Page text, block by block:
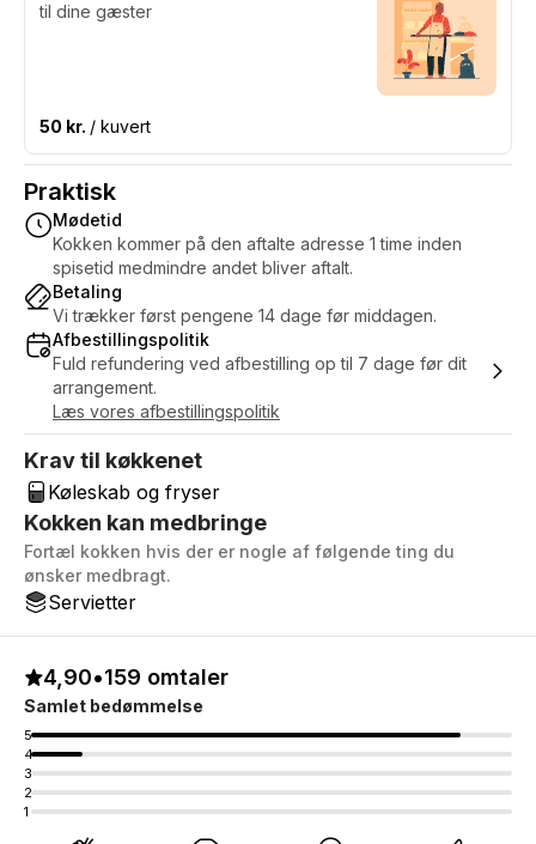
til dine gæster
50 kr. / kuvert
Praktisk
Mødetid
Kokken kommer på den aftalte adresse 1 time inden
spisetid medmindre andet bliver aftalt.
Betaling
Vi trækker først pengene 14 dage før middagen.
Afbestillingspolitik
Fuld refundering ved afbestilling op til 7 dage før dit
arrangement.
Læs vores afbestillingspolitik
Krav til køkkenet
Køleskab og fryser
Kokken kan medbringe
Fortæl kokken hvis der er nogle af følgende ting du
ønsker medbragt.
Servietter
4,90•159 omtaler
Samlet bedømmelse
5
4
3
2
1